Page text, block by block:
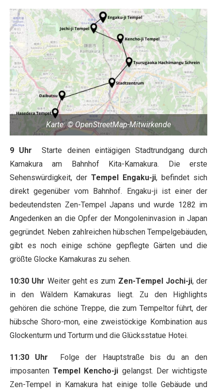
Karte: © OpenStreetMap-Mitwirkende
9 Uhr Starte deinen eintägigen Stadtrundgang durch
Kamakura am Bahnhof Kita-Kamakura. Die erste
Sehenswürdigkeit, der Tempel Engaku-ji, befindet sich
direkt gegenüber vom Bahnhof. Engaku-ji ist einer der
bedeutendsten Zen-Tempel Japans und wurde 1282 im
Angedenken an die Opfer der Mongoleninvasion in Japan
gegründet. Neben zahlreichen hübschen Tempelgebäuden,
gibt es noch einige schöne gepflegte Gärten und die
größte Glocke Kamakuras zu sehen.
10:30 Uhr Weiter geht es zum Zen-Tempel Jochi-ji, der
in den Wäldern Kamakuras liegt. Zu den Highlights
gehören die schöne Treppe, die zum Tempeltor führt, der
hübsche Shoro-mon, eine zweistöckige Kombination aus
Glockenturm und Torturm und die Glücksstatue Hotei.
11:30 Uhr Folge der Hauptstraße bis du an den
imposantenTempel Kencho-ji gelangst. Der wichtigste
Zen-Tempel in Kamakura hat einige tolle Gebäude und